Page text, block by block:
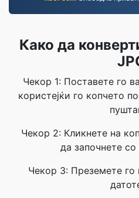
Како да
Чекор 1: Поставете го
користејќи го копчето
Чекор 2: Кликнете на
да започнете со
Чекор 3: Преземете го